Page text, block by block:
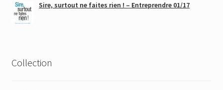
Sire, surtout ne faites rien ! – Entreprendre 01/17
Collection